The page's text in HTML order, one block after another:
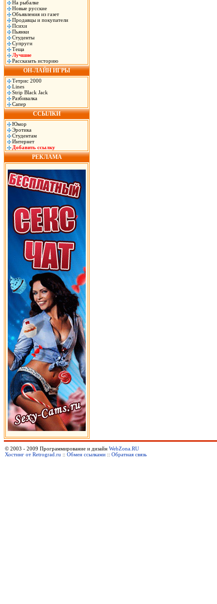
На рыбалке
Новые русские
Объявления из газет
Продавцы и покупатели
Психи
Пьянки
Студенты
Супруги
Теща
Лучшие
Рассказать историю
ОН-ЛАЙН ИГРЫ
Тетрис 2000
Lines
Strip Black Jack
Разбивалка
Сапер
ССЫЛКИ
Юмор
Эротика
Студентам
Интернет
Добавить ссылку
РЕКЛАМА
© 2003 - 2009 Программирование и дизайн WebZona.RU
Хостинг от Retrograd.ru :: Обмен ссылками :: Обратная связь